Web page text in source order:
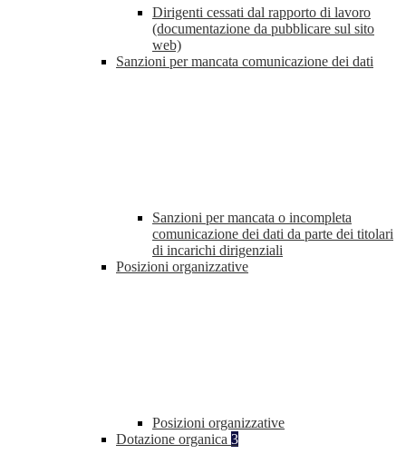
Dirigenti cessati dal rapporto di lavoro
(documentazione da pubblicare sul sito
web)
Sanzioni per mancata comunicazione dei dati
Sanzioni per mancata o incompleta
comunicazione dei dati da parte dei titolari
di incarichi dirigenziali
Posizioni organizzative
Posizioni organizzative
Dotazione organica 3